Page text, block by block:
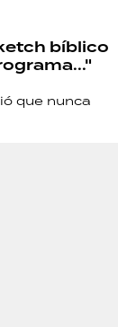
bíblico
que nunca